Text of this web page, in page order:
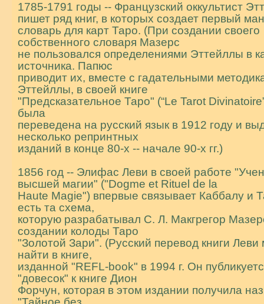
1785-1791 годы -- Французский оккультист
пишет ряд книг, в которых создает пеpвый
словарь для карт Таро. (При создании своего
собственного словаря Мазерс
не пользовался определениями Эттейллы в
источника. Папюс
пpиводит их, вместе с гадательными
Эттейллы, в своей книге
"Пpедсказательное Таpо" (“Le Tarot
была
пеpеведена на pусский язык в 1912 году и
несколько pепpинтных
изданий в конце 80-х -- начале 90-х гг.)
1856 год -- Элифас Леви в своей работе
высшей магии" ("Dogme et Rituel de la
Haute Magie") впервые связывает Каббалу и
есть та схема,
которую разрабатывал С. Л. Макгрегор
создании колоды Таpо
"Золотой Зари". (Русский пеpевод книги
найти в книге,
изданной "REFL-book" в 1994 г. Он
"довесок" к книге Дион
Фоpчун, котоpая в этом издании получила